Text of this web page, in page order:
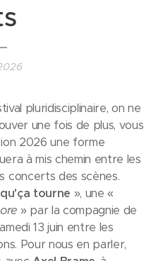
pluridisciplinaire, on ne
une fois de plus, vous
2026 une forme
à mis chemin entre les
concerts des scènes.
tourne », une «
» par la compagnie de
13 juin entre les
Pour nous en parler,